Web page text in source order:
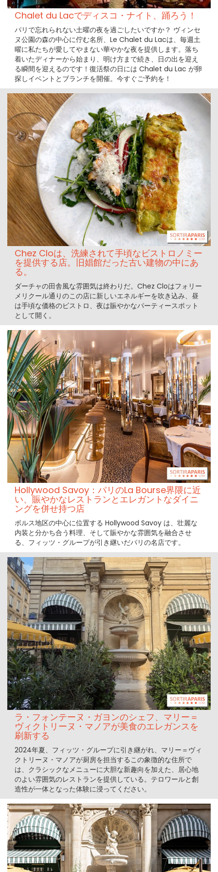
Chalet du Lacでディスコ・ナイト、踊ろう！
パリで忘れられない土曜の夜を過ごしたいですか？ ヴィンセ
ヌ公園の森の中心に佇む名所、Le Chalet du Lacは、毎週土
曜に私たちが愛してやまない華やかな夜を提供します。落ち
着いたディナーから始まり、明け方まで続き、日の出を迎え
る瞬間を迎えるのです！復活祭の日には Chalet du Lac が卵
探しイベントとブランチを開催。今すぐご予約を！
Chez Cloは、洗練されて手頃なビストロノミー
を提供する店。旧娼館だった古い建物の中にあ
る。
ダーチャの田舎風な雰囲気は終わりだ。Chez Cloはフォリー
メリクール通りのこの店に新しいエネルギーを吹き込み、昼
は手頃な価格のビストロ、夜は賑やかなパーティースポット
として開く。
Hollywood Savoy：パリのLa Bourse界隈に近
い、賑やかなレストランとエレガントなダイニ
ングを併せ持つ店
ボルス地区の中心に位置する Hollywood Savoy は、壮麗な
内装と分かち合う料理、そして賑やかな雰囲気を融合させ
る、フィッツ・グループが引き継いだパリの名店です。
ラ・フォンテーヌ・ガヨンのシェフ、マリー＝
ヴィクトリーヌ・マノアが美食のエレガンスを
刷新する
2024年夏、フィッツ・グループに引き継がれ、マリー＝ヴィ
クトリーヌ・マノアが厨房を担当するこの象徴的な住所で
は、クラシックなメニューに大胆な新趣向を加えた、居心地
のよい雰囲気のレストランを提供している。テロワールと創
造性が一体となった体験に浸ってください。